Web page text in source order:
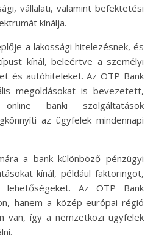
vállalati, valamint befektetési
kínálja.
a lakossági hitelezésnek, és
kínál, beleértve a személyi
és autóhiteleket. Az OTP Bank
megoldásokat is bevezetett,
banki szolgáltatások
az ügyfelek mindennapi
a bank különböző pénzügyi
kínál, például faktoringot,
Az OTP Bank
hanem a közép-európai régió
van, így a nemzetközi ügyfelek